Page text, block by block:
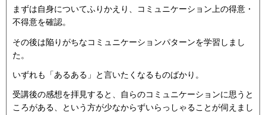
まずは自身についてふりかえり、コミュニケーション上の得意・
不得意を確認。
その後は陥りがちなコミュニケーションパターンを学習しまし
た。
いずれも「あるある」と言いたくなるものばかり。
受講後の感想を拝見すると、自らのコミュニケーションに思うと
ころがある、という方が少なからずいらっしゃることが伺えまし